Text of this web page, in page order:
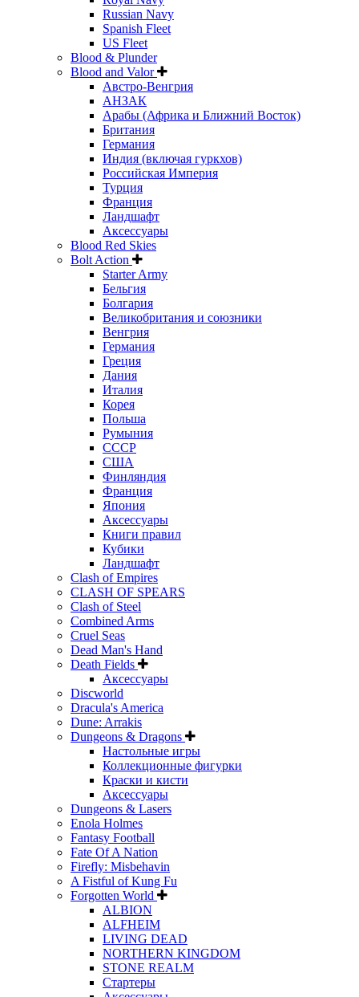
Russian Navy
Spanish Fleet
US Fleet
Blood & Plunder
Blood and Valor
Австро-Венгрия
АНЗАК
Арабы (Африка и Ближний Восток)
Британия
Германия
Индия (включая гуркхов)
Российская Империя
Турция
Франция
Ландшафт
Аксессуары
Blood Red Skies
Bolt Action
Starter Army
Бельгия
Болгария
Великобритания и союзники
Венгрия
Германия
Греция
Дания
Италия
Корея
Польша
Румыния
СССР
США
Финляндия
Франция
Япония
Аксессуары
Книги правил
Кубики
Ландшафт
Clash of Empires
CLASH OF SPEARS
Clash of Steel
Combined Arms
Cruel Seas
Dead Man's Hand
Death Fields
Аксессуары
Discworld
Dracula's America
Dune: Arrakis
Dungeons & Dragons
Настольные игры
Коллекционные фигурки
Краски и кисти
Аксессуары
Dungeons & Lasers
Enola Holmes
Fantasy Football
Fate Of A Nation
Firefly: Misbehavin
A Fistful of Kung Fu
Forgotten World
ALBION
ALFHEIM
LIVING DEAD
NORTHERN KINGDOM
STONE REALM
Стартеры